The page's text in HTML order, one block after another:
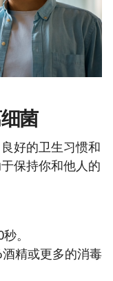
菌
好的卫生习惯和
保持你和他人的
。
精或更多的消毒